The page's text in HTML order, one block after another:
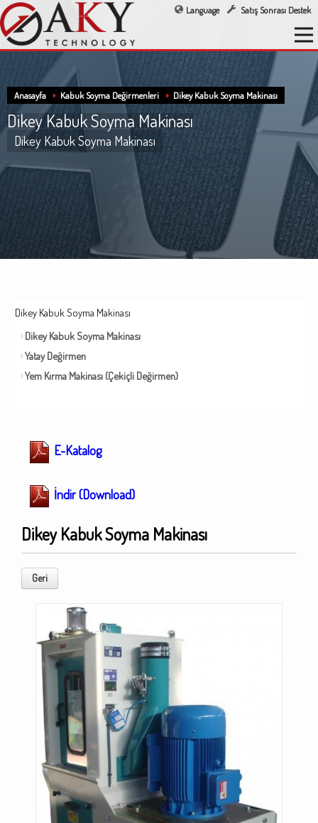
Language Satış Sonrası Destek
Anasayfa Kabuk Soyma Değirmenleri Dikey Kabuk Soyma Makinası
Dikey Kabuk Soyma Makinası
Dikey Kabuk Soyma Makinası
Dikey Kabuk Soyma Makinası
Dikey Kabuk Soyma Makinası
Yatay Değirmen
Yem Kırma Makinası (Çekiçli Değirmen)
E-Katalog
İndir (Download)
Dikey Kabuk Soyma Makinası
Geri